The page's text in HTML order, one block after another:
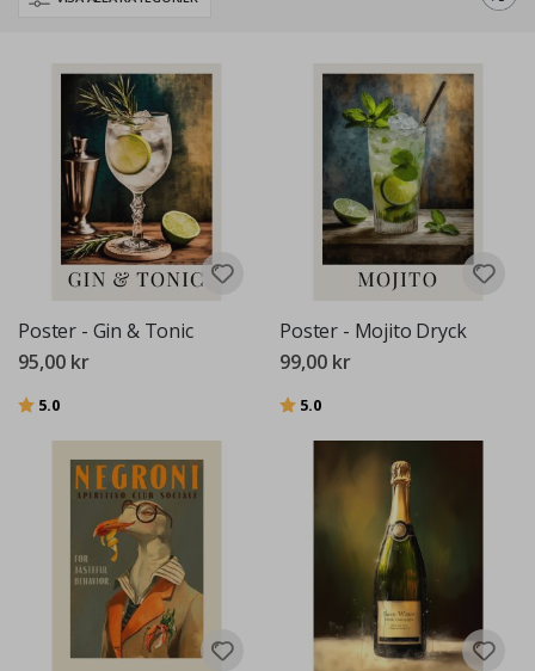
Poster - Gin & Tonic
95,00 kr
Betyg:
5.0
Poster - Mojito Dryck
99,00 kr
Betyg:
5.0